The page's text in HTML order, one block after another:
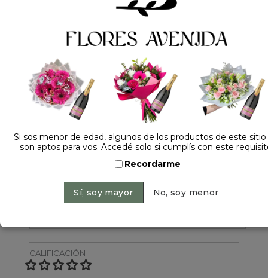
Dejá tu opinión
NOMBRE
CALIFICACIÓN
Si sos menor de edad, algunos de los productos de este
son aptos para vos. Accedé solo si cumplís con este
Recordarme